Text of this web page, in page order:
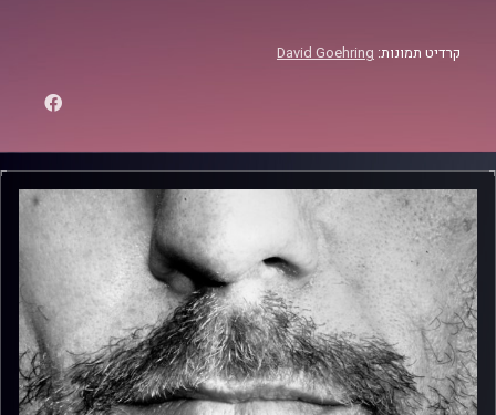
קרדיט תמונות: David Goehring